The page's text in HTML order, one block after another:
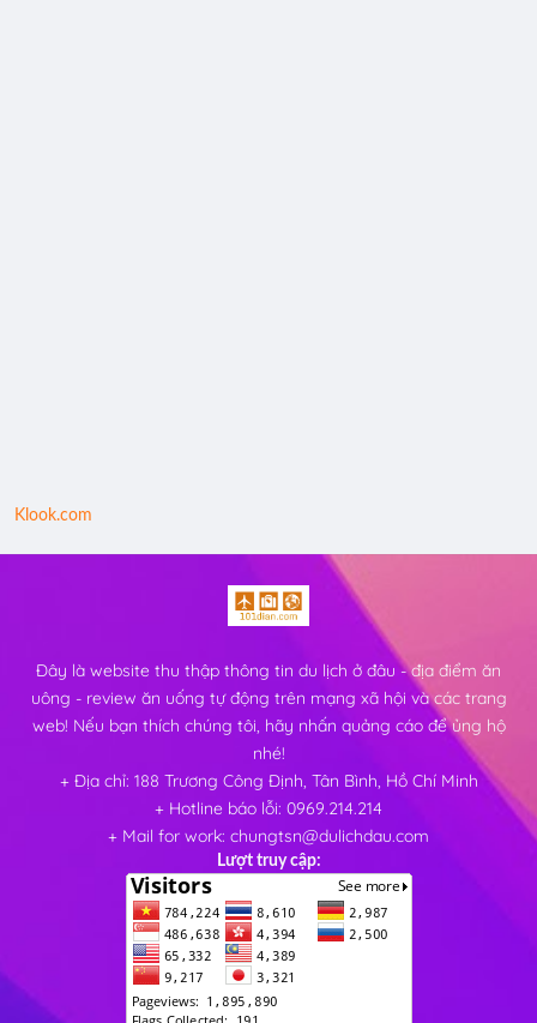
Klook.com
Đây là website thu thập thông tin du lịch ở đâu - địa điểm ăn
uông - review ăn uống tự động trên mạng xã hội và các trang
web! Nếu bạn thích chúng tôi, hãy nhấn quảng cáo để ủng hộ
nhé!
+ Địa chỉ: 188 Trương Công Định, Tân Bình, Hồ Chí Minh
+ Hotline báo lỗi: 0969.214.214
+ Mail for work: chungtsn@dulichdau.com
Lượt truy cập: